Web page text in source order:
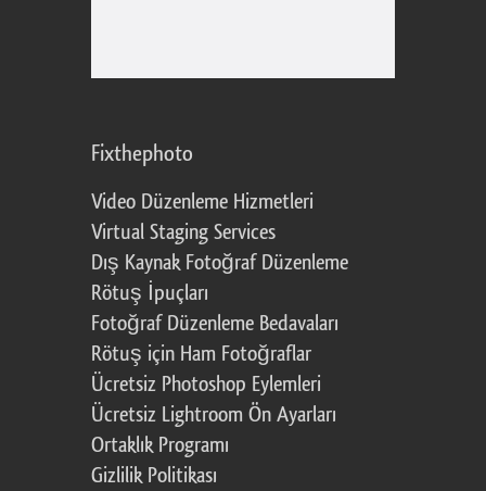
Fixthephoto
Video Düzenleme Hizmetleri
Virtual Staging Services
Dış Kaynak Fotoğraf Düzenleme
Rötuş İpuçları
Fotoğraf Düzenleme Bedavaları
Rötuş için Ham Fotoğraflar
Ücretsiz Photoshop Eylemleri
Ücretsiz Lightroom Ön Ayarları
Ortaklık Programı
Gizlilik Politikası